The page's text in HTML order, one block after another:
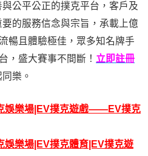
公平公正的撲克平台，客戶及
的服務信念與宗旨，承載上億
暢且體驗極佳，眾多知名牌手
，盛大賽事不間斷！ 立即註冊
樂。
娛樂場|EV撲克遊戲——EV撲克
娛樂場|EV撲克體育|EV撲克遊